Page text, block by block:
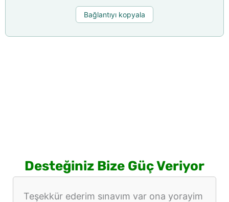
Bağlantıyı kopyala
Desteğiniz Bize Güç Veriyor
Teşekkür ederim sınavım var ona yorayim